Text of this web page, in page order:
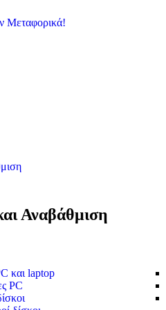
Μεταφορικά!
Αναβάθμιση
και laptop
PC